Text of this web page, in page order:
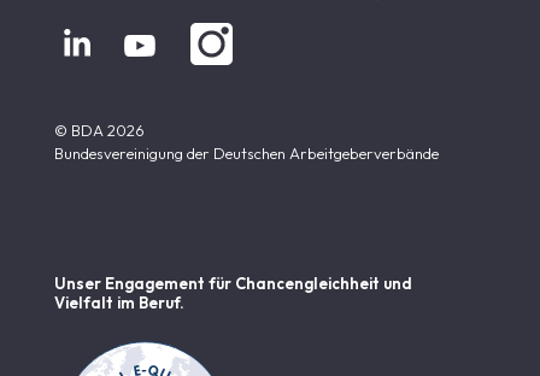
 
© BDA 2026
Bundesvereinigung der Deutschen Arbeitgeberverbände
Unser Engagement für Chancen­gleichheit und
Vielfalt im Beruf.